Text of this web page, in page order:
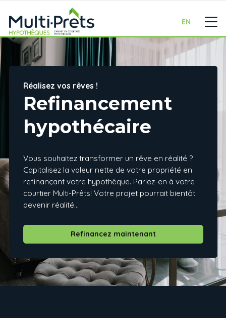
EN
Réalisez vos rêves !
Refinancement
hypothécaire
Vous souhaitez transformer un rêve en réalité ?
Capitalisez la valeur nette de votre propriété en
refinançant votre hypothèque. Parlez-en à votre
courtier Multi-Prêts! Votre projet pourrait bientôt
devenir réalité…
Refinancez maintenant